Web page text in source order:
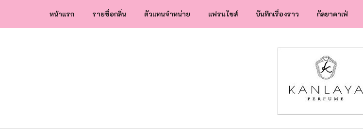
หน้าแรก รายชื่อกลิ่น ตัวแทนจำหน่าย แฟรนไชส์ บันทึกเรื่องราว
ข่าวสาร
ความรู้การตลาด
กัลยาคาเฟ่